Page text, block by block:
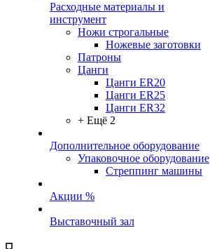
Расходные материалы и
инструмент
Ножи строгальные
Ножевые заготовки
Патроны
Цанги
Цанги ER20
Цанги ER25
Цанги ER32
+ Ещё 2
Дополнительное оборудование
Упаковочное оборудование
Стреппинг машины
Акции %
Выставочный зал